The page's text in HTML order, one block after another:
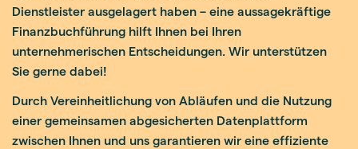
Dienstleister ausgelagert haben – eine aussagekräftige
Finanzbuchführung hilft Ihnen bei Ihren
unternehmerischen Entscheidungen. Wir unterstützen
Sie gerne dabei!
Durch Vereinheitlichung von Abläufen und die Nutzung
einer gemeinsamen abgesicherten Datenplattform
zwischen Ihnen und uns garantieren wir eine effiziente